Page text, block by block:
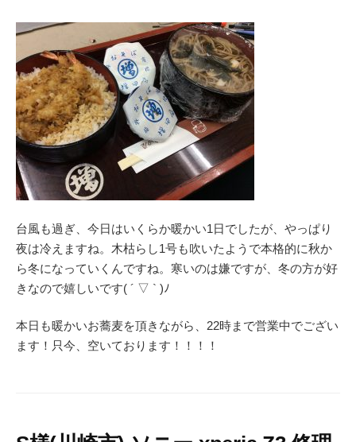
台風も過ぎ、今日はいくらか暖かい1日でしたが、やっぱり
夜は冷えますね。木枯らし1号も吹いたようで本格的に秋か
ら冬になっていくんですね。寒いのは嫌ですが、冬の方が好
きなので嬉しいです( ´ ▽ ` )ﾉ
本日も暖かいお蕎麦を頂きながら、22時まで営業中でござい
ます！只今、空いております！！！！